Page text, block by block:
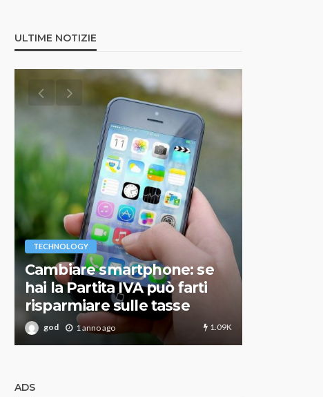
ULTIME NOTIZIE
TECHNOLOGY
Cambiare smartphone: se
hai la Partita IVA può farti
risparmiare sulle tasse
god 1 anno ago 1.09K
ADS